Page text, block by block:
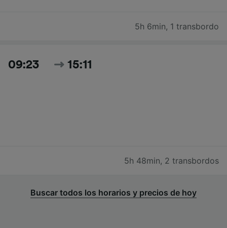
5h 6min, 1 transbordo
09:23 15:11
5h 48min, 2 transbordos
Buscar todos los horarios y precios de hoy